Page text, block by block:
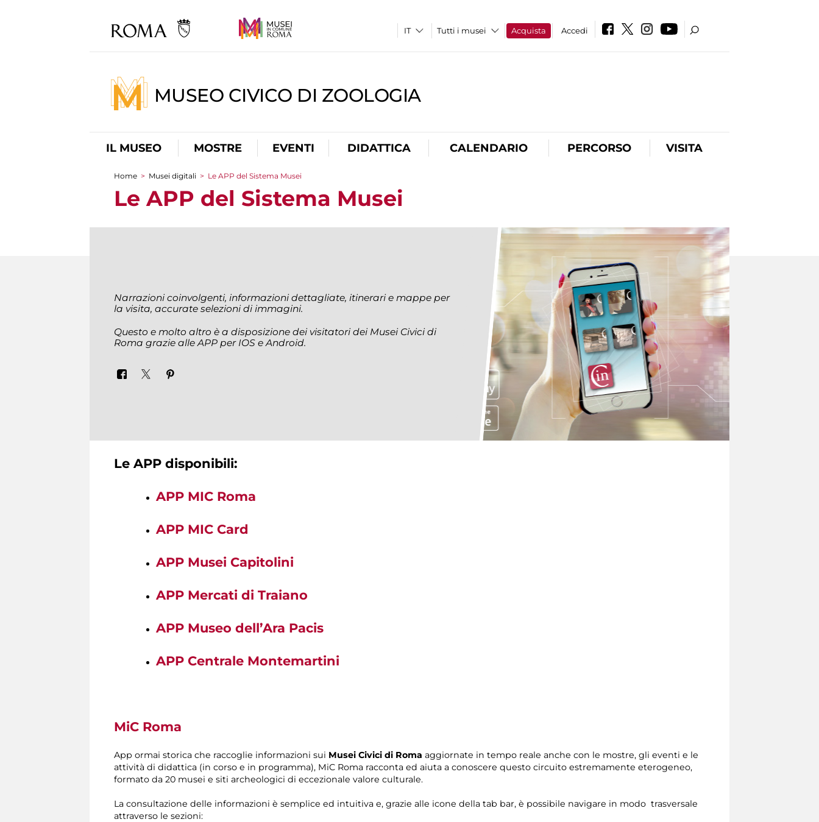
Tutti i musei Acquista Accedi
MUSEO CIVICO DI ZOOLOGIA
IL MUSEO MOSTRE EVENTI DIDATTICA CALENDARIO PERCORSO VISITA
Tu sei qui
Home > Musei digitali > Le APP del Sistema Musei
Le APP del Sistema Musei
Narrazioni coinvolgenti, informazioni dettagliate, itinerari e mappe per
la visita, accurate selezioni di immagini.
Questo e molto altro è a disposizione dei visitatori dei Musei Civici di
Roma grazie alle APP per IOS e Android.
Le APP disponibili:
APP MIC Roma
APP MIC Card
APP Musei Capitolini
APP Mercati di Traiano
APP Museo dell’Ara Pacis
APP Centrale Montemartini
MiC Roma
App ormai storica che raccoglie informazioni sui Musei Civici di Roma aggiornate in tempo reale anche con le mostre, gli eventi e le
attività di didattica (in corso e in programma), MiC Roma racconta ed aiuta a conoscere questo circuito estremamente eterogeneo,
formato da 20 musei e siti archeologici di eccezionale valore culturale.
La consultazione delle informazioni è semplice ed intuitiva e, grazie alle icone della tab bar, è possibile navigare in modo trasversale
attraverso le sezioni: